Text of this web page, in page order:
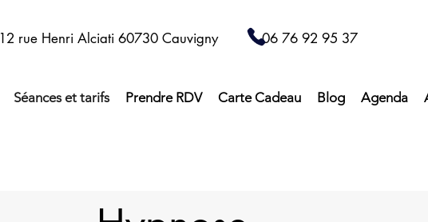
12 rue Henri Alciati 60730 Cauvigny 06 76 92 95 37
Séances et tarifs Prendre RDV Carte Cadeau Blog Agenda